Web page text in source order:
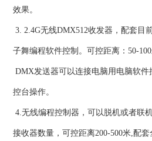
效果。
3. 2.4G无线DMX512收发器，配套目
子舞编程软件控制。可控距离：50-100
DMX发送器可以连接电脑用电脑软件
控台操作。
4.无线编程控制器，可以脱机或者联
接收器数量，可控距离200-500米,配